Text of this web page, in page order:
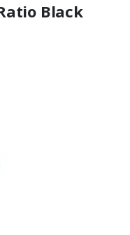
Black